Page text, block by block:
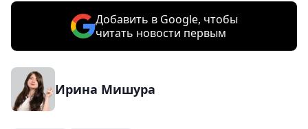
Добавить в Google, чтобы
читать новости первым
Ирина Мишура